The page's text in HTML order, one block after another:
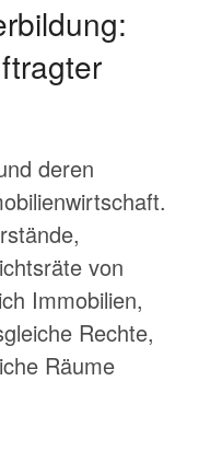
deren
von
Immobilien,
Rechte,
Räume